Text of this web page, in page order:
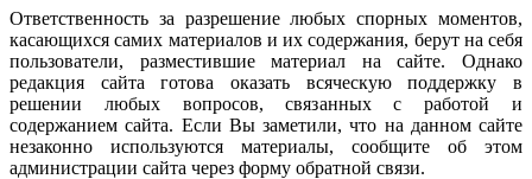
Ответственность за разрешение любых спорных моментов,
касающихся самих материалов и их содержания, берут на себя
пользователи, разместившие материал на сайте. Однако
редакция сайта готова оказать всяческую поддержку в
решении любых вопросов, связанных с работой и
содержанием сайта. Если Вы заметили, что на данном сайте
незаконно используются материалы, сообщите об этом
администрации сайта через форму обратной связи.